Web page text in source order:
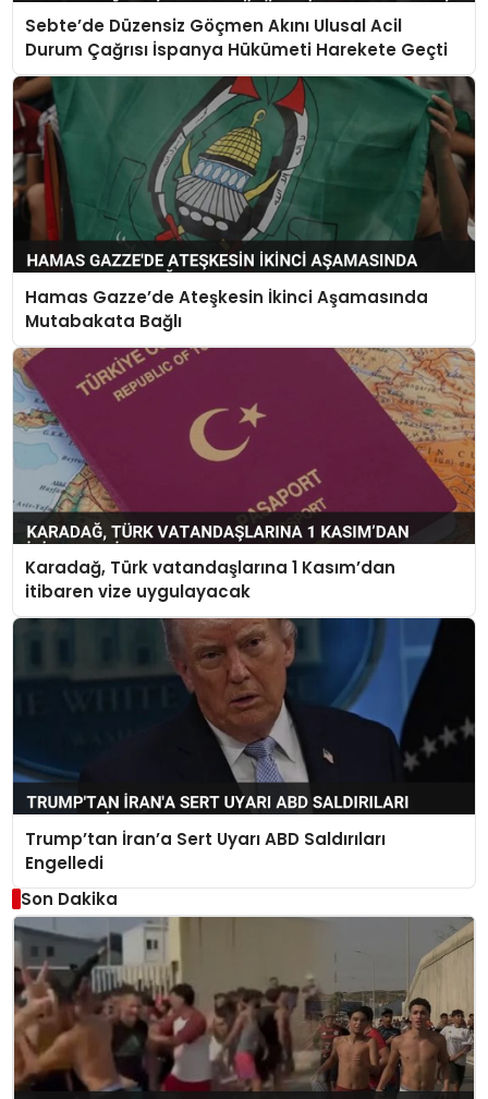
Sebte’de Düzensiz Göçmen Akını Ulusal Acil
Durum Çağrısı İspanya Hükümeti Harekete Geçti
Hamas Gazze’de Ateşkesin İkinci Aşamasında
Mutabakata Bağlı
Karadağ, Türk vatandaşlarına 1 Kasım’dan
itibaren vize uygulayacak
Trump’tan İran’a Sert Uyarı ABD Saldırıları
Engelledi
Son Dakika